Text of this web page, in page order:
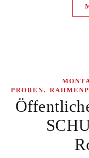
PROBEN,